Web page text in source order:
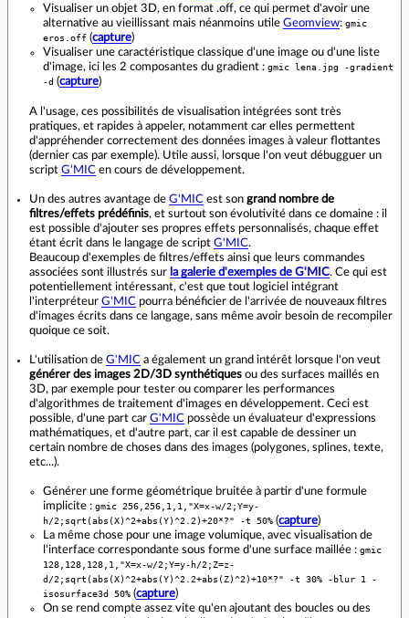
Visualiser un objet 3D, en format .off, ce qui permet d'avoir une
alternative au vieillissant mais néanmoins utile Geomview: gmic
eros.off (capture)
Visualiser une caractéristique classique d'une image ou d'une liste
d'image, ici les 2 composantes du gradient : gmic lena.jpg -gradient
-d (capture)
A l'usage, ces possibilités de visualisation intégrées sont très
pratiques, et rapides à appeler, notamment car elles permettent
d'appréhender correctement des données images à valeur flottantes
(dernier cas par exemple). Utile aussi, lorsque l'on veut débugguer un
script G'MIC en cours de développement.
Un des autres avantage de G'MIC est son grand nombre de
filtres/effets prédéfinis, et surtout son évolutivité dans ce domaine : il
est possible d'ajouter ses propres effets personnalisés, chaque effet
étant écrit dans le langage de script G'MIC.
Beaucoup d'exemples de filtres/effets ainsi que leurs commandes
associées sont illustrés sur la galerie d'exemples de G'MIC. Ce qui est
potentiellement intéressant, c'est que tout logiciel intégrant
l'interpréteur G'MIC pourra bénéficier de l'arrivée de nouveaux filtres
d'images écrits dans ce langage, sans même avoir besoin de recompiler
quoique ce soit.
L'utilisation de G'MIC a également un grand intérêt lorsque l'on veut
générer des images 2D/3D synthétiques ou des surfaces maillés en
3D, par exemple pour tester ou comparer les performances
d'algorithmes de traitement d'images en développement. Ceci est
possible, d'une part car G'MIC possède un évaluateur d'expressions
mathématiques, et d'autre part, car il est capable de dessiner un
certain nombre de choses dans des images (polygones, splines, texte,
etc...).
Générer une forme géométrique bruitée à partir d'une formule
implicite : gmic 256,256,1,1,"X=x-w/2;Y=y-
h/2;sqrt(abs(X)^2+abs(Y)^2.2)+20*?" -t 50% (capture)
La même chose pour une image volumique, avec visualisation de
l'interface correspondante sous forme d'une surface maillée : gmic
128,128,128,1,"X=x-w/2;Y=y-h/2;Z=z-
d/2;sqrt(abs(X)^2+abs(Y)^2.2+abs(Z)^2)+10*?" -t 30% -blur 1 -
isosurface3d 50% (capture)
On se rend compte assez vite qu'en ajoutant des boucles ou des